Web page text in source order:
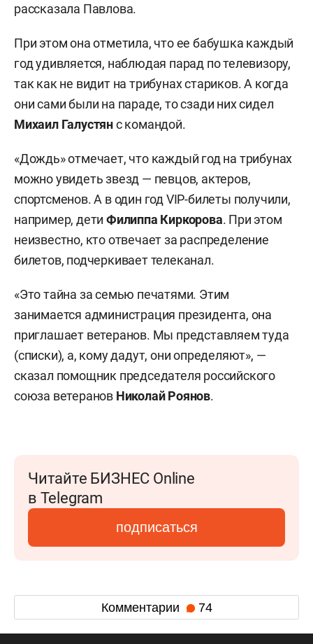
рассказала Павлова.
При этом она отметила, что ее бабушка каждый
год удивляется, наблюдая парад по телевизору,
так как не видит на трибунах стариков. А когда
они сами были на параде, то сзади них сидел
Михаил Галустянс командой.
«Дождь» отмечает, что каждый год на трибунах
можно увидеть звезд — певцов, актеров,
спортсменов. А в один год VIP-билеты получили,
например, детиФилиппа Киркорова. При этом
неизвестно, кто отвечает за распределение
билетов, подчеркивает телеканал.
«Это тайна за семью печатями. Этим
занимается администрация президента, она
приглашает ветеранов. Мы представляем туда
(списки), а, кому дадут, они определяют», —
сказал помощник председателя российского
союза ветеранов Николай Роянов.
Читайте БИЗНЕС Online
в Telegram
подписаться
Комментарии 74